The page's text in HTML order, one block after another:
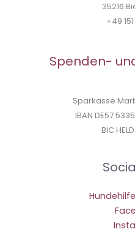
35216
+49
Spenden-
Sparkasse
IBAN DE57
BIC